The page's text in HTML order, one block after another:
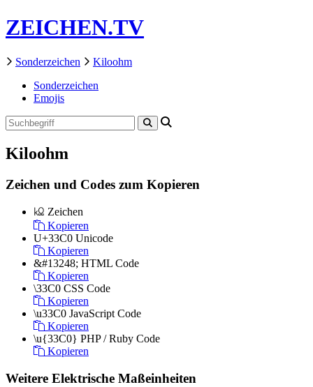
ZEICHEN.TV
Sonderzeichen
Kiloohm
Sonderzeichen
Emojis
Kiloohm
Zeichen und Codes zum Kopieren
㏀ Zeichen
Kopieren
U+33C0 Unicode
Kopieren
&#13248; HTML Code
Kopieren
\33C0 CSS Code
Kopieren
\u33C0 JavaScript Code
Kopieren
\u{33C0} PHP / Ruby Code
Kopieren
Weitere Elektrische Maßeinheiten